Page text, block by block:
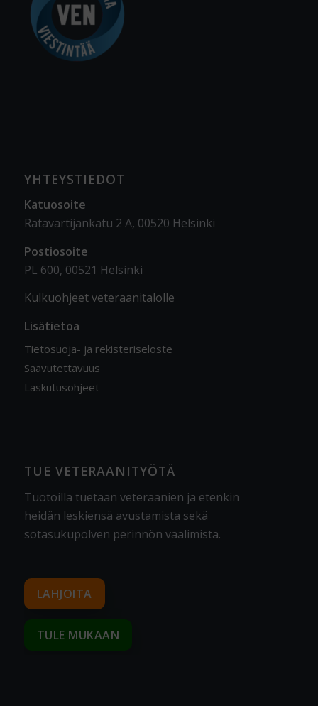
YHTEYSTIEDOT
Katuosoite
Ratavartijankatu 2 A, 00520 Helsinki
Postiosoite
PL 600, 00521 Helsinki
Kulkuohjeet veteraanitalolle
Lisätietoa
Tietosuoja- ja rekisteriseloste
Saavutettavuus
Laskutusohjeet
TUE VETERAANITYÖTÄ
Tuotoilla tuetaan veteraanien ja etenkin
heidän leskiensä avustamista sekä
sotasukupolven perinnön vaalimista.
LAHJOITA
TULE MUKAAN